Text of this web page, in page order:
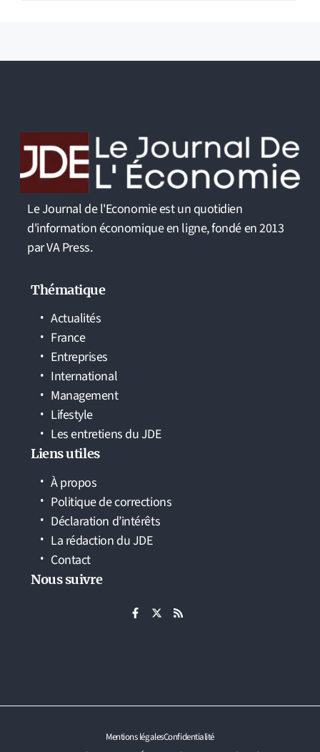
Le Journal de l'Economie est un quotidien
d'information économique en ligne, fondé en 2013
par VA Press.
Thématique
Actualités
France
Entreprises
International
Management
Lifestyle
Les entretiens du JDE
Liens utiles
À propos
Politique de corrections
Déclaration d’intérêts
La rédaction du JDE
Contact
Nous suivre
Mentions légalesConfidentialité